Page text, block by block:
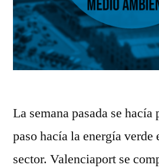
La semana pasada se
paso hacía la energía verde
sector. Valenciaport se